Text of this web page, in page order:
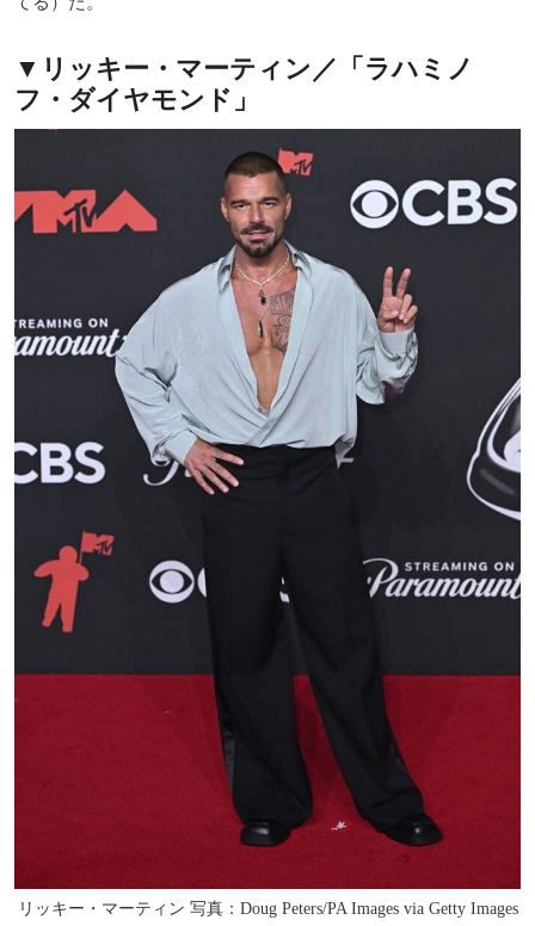
▼リッキー・マーティン／「ラハミノ
フ・ダイヤモンド」
リッキー・マーティン 写真：Doug Peters/PA Images via Getty Images